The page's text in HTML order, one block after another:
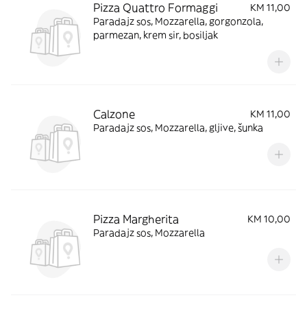
Pizza Quattro Formaggi
KM 11,00
Paradajz sos, Mozzarella, gorgonzola,
parmezan, krem sir, bosiljak
Calzone
KM 11,00
Paradajz sos, Mozzarella, gljive, šunka
Pizza Margherita
KM 10,00
Paradajz sos, Mozzarella